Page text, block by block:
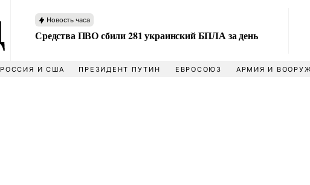
Новость часа
Средства ПВО сбили 281 украинский БПЛА за день
РОССИЯ И США ПРЕЗИДЕНТ ПУТИН ЕВРОСОЮЗ АРМИЯ И